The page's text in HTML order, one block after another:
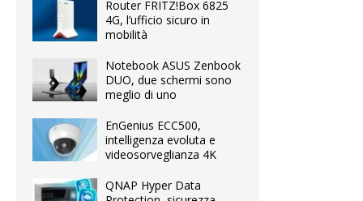
Router FRITZ!Box 6825
4G, l’ufficio sicuro in
mobilità
Notebook ASUS Zenbook
DUO, due schermi sono
meglio di uno
EnGenius ECC500,
intelligenza evoluta e
videosorveglianza 4K
QNAP Hyper Data